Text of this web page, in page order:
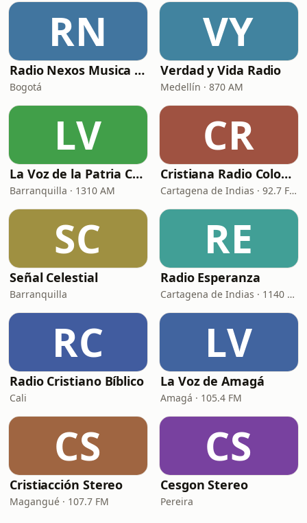
RN
Radio Nexos Musica Cristiana (Iglesia De Jesucristo)
Bogotá
VY
Verdad y Vida Radio
Medellín · 870 AM
LV
La Voz de la Patria Celestial
Barranquilla · 1310 AM
CR
Cristiana Radio Colombia
Cartagena de Indias · 92.7 FM
SC
Señal Celestial
Barranquilla
RE
Radio Esperanza
Cartagena de Indias · 1140 AM
RC
Radio Cristiano Bíblico
Cali
LV
La Voz de Amagá
Amagá · 105.4 FM
CS
Cristiacción Stereo
Magangué · 107.7 FM
CS
Cesgon Stereo
Pereira